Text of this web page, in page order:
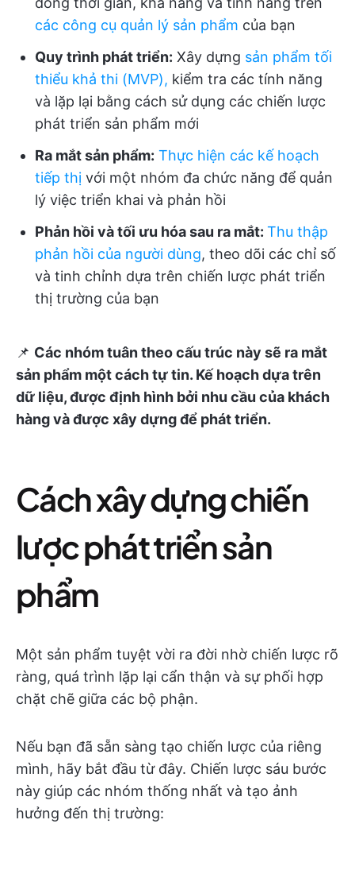
các công cụ quản lý sản phẩm của bạn
Quy trình phát triển: Xây dựng sản phẩm tối
thiểu khả thi (MVP), kiểm tra các tính năng
và lặp lại bằng cách sử dụng các chiến lược
phát triển sản phẩm mới
Ra mắt sản phẩm: Thực hiện các kế hoạch
tiếp thị với một nhóm đa chức năng để quản
lý việc triển khai và phản hồi
Phản hồi và tối ưu hóa sau ra mắt: Thu thập
phản hồi của người dùng, theo dõi các chỉ số
và tinh chỉnh dựa trên chiến lược phát triển
thị trường của bạn
📌 Các nhóm tuân theo cấu trúc này sẽ ra mắt
sản phẩm một cách tự tin. Kế hoạch dựa trên
dữ liệu, được định hình bởi nhu cầu của khách
hàng và được xây dựng để phát triển.
Cách xây dựng chiến
lược phát triển sản
phẩm
Một sản phẩm tuyệt vời ra đời nhờ chiến lược rõ
ràng, quá trình lặp lại cẩn thận và sự phối hợp
chặt chẽ giữa các bộ phận.
Nếu bạn đã sẵn sàng tạo chiến lược của riêng
mình, hãy bắt đầu từ đây. Chiến lược sáu bước
này giúp các nhóm thống nhất và tạo ảnh
hưởng đến thị trường: